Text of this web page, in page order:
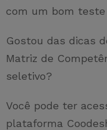
com um bom
Gostou das dicas
Matriz de
seletivo?
Você pode ter
plataforma